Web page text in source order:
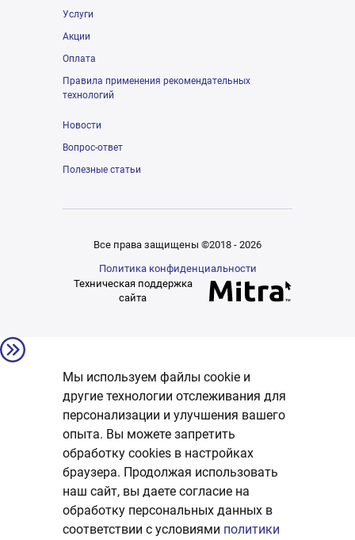
Услуги
Акции
Оплата
Правила применения рекомендательных
технологий
Новости
Вопрос-ответ
Полезные статьи
Все права защищены ©2018 - 2026
Политика конфиденциальности
Техническая поддержка
сайта
Мы используем файлы cookie и
другие технологии отслеживания для
персонализации и улучшения вашего
опыта. Вы можете запретить
обработку сookies в настройках
браузера. Продолжая использовать
наш сайт, вы даете согласие на
обработку персональных данных в
соответствии с условиями политики